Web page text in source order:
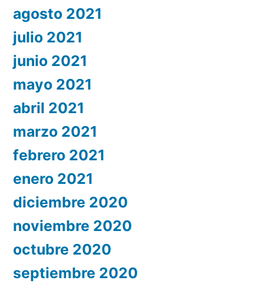
agosto 2021
julio 2021
junio 2021
mayo 2021
abril 2021
marzo 2021
febrero 2021
enero 2021
diciembre 2020
noviembre 2020
octubre 2020
septiembre 2020